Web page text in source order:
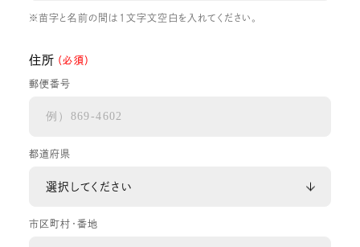
※苗字と名前の間は1文字文空白を入れてください。
住所 （必須）
郵便番号
都道府県
市区町村・番地